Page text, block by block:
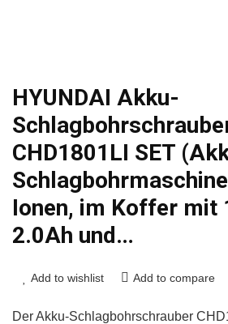
HYUNDAI Akku-
CHD1801LI SET
Ionen, im Koffer mit
2.0Ah und…
Add to wishlist Add to compare
Der Akku-Schlagbohrschrauber